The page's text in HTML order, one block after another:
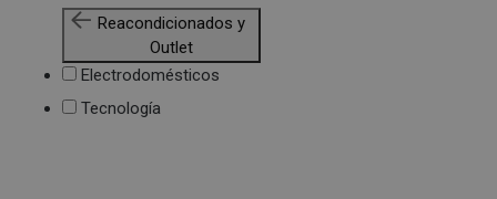
Reacondicionados y
Outlet
Electrodomésticos
Tecnología